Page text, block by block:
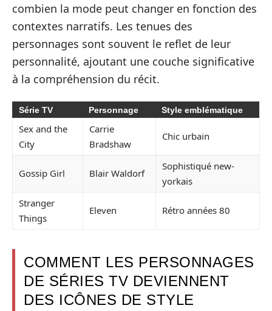
combien la mode peut changer en fonction des
contextes narratifs. Les tenues des
personnages sont souvent le reflet de leur
personnalité, ajoutant une couche significative
à la compréhension du récit.
Série TV Personnage Style emblématique
Sex and the
City
Carrie
Bradshaw
Chic urbain
Gossip Girl Blair Waldorf
Sophistiqué new-
yorkais
Stranger
Things
Eleven Rétro années 80
COMMENT LES PERSONNAGES
DE SÉRIES TV DEVIENNENT
DES ICÔNES DE STYLE